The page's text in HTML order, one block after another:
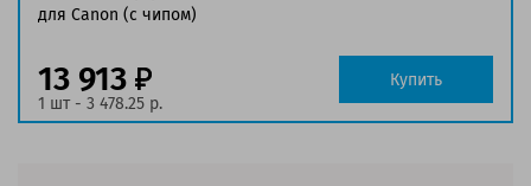
Ресурс:5 900 страниц формата A4 при 5%
Страна:Китай
Гарантия:1 год
для Canon (c чипом)
13 913
1 шт - 3 478.25 р.
Купить